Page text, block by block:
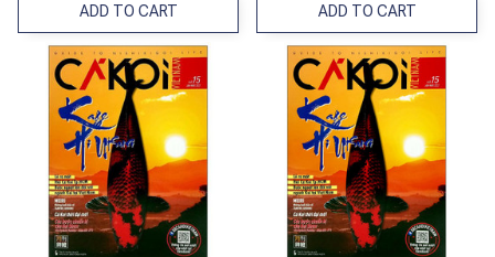
ADD TO CART ADD TO CART